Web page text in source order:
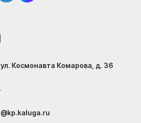
Космонавта Комарова, д. 36